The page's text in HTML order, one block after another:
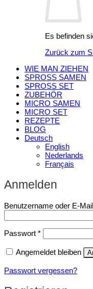
Es befinden
Zurück zum
WIE MAN ZIEHEN
SPROSS SAMEN
SPROSS SET
ZUBEHÖR
MICRO SAMEN
MICRO SET
REZEPTE
BLOG
Deutsch
English
Nederlands
Français
Anmelden
Benutzername oder E-
Passwort *Erforderlich
Angemeldet bleiben
Passwort vergessen?